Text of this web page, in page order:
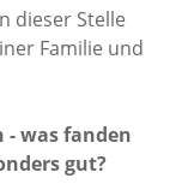
dieser Stelle
Familie und
- was fanden
gut?